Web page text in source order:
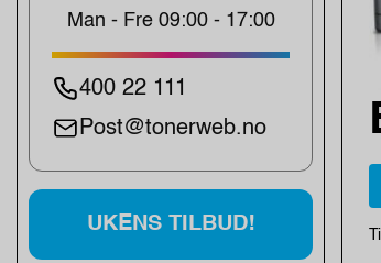
Man - Fre 09:00 - 17:00
400 22 111
Post@tonerweb.no
UKENS TILBUD!